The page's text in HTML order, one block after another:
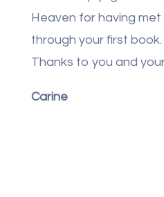
Heaven for having
through your first book.
Thanks to you and
Carine